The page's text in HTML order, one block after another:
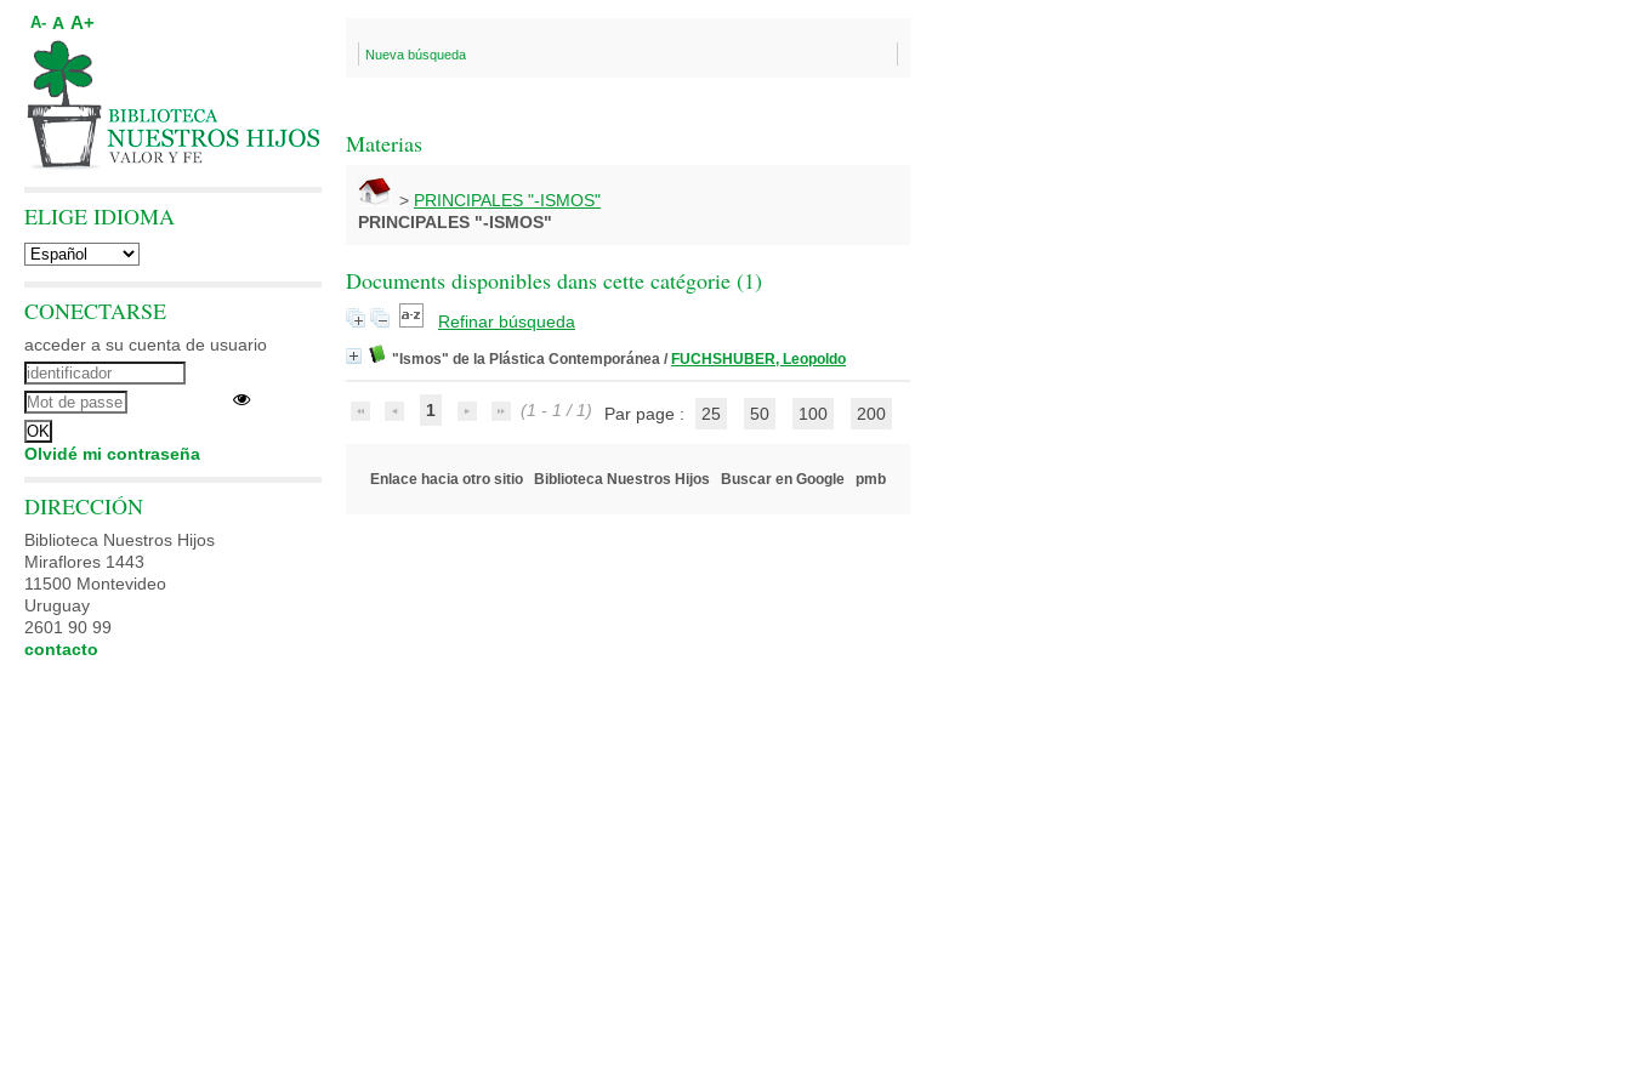
Nueva búsqueda
Materias
> PRINCIPALES "-ISMOS"
PRINCIPALES "-ISMOS"
Documents disponibles dans cette catégorie (1)
Refinar búsqueda
"Ismos" de la Plástica Contemporánea / FUCHSHUBER, Leopoldo
1 (1 - 1 / 1) Par page : 25 50 100 200
Enlace hacia otro sitio Biblioteca Nuestros Hijos Buscar en Google pmb
A- A A+
ELIGE IDIOMA
CONECTARSE
acceder a su cuenta de usuario
Olvidé mi contraseña
DIRECCIÓN
Biblioteca Nuestros Hijos
Miraflores 1443
11500 Montevideo
Uruguay
2601 90 99
contacto